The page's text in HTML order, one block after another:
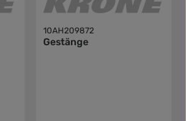
10AH209872
Gestänge